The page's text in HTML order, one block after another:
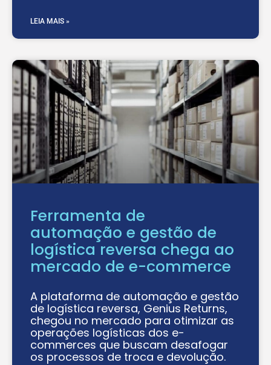
LEIA MAIS »
Ferramenta de
automação e gestão de
logística reversa chega ao
mercado de e-commerce
A plataforma de automação e gestão
de logística reversa, Genius Returns,
chegou no mercado para otimizar as
operações logísticas dos e-
commerces que buscam desafogar
os processos de troca e devolução.